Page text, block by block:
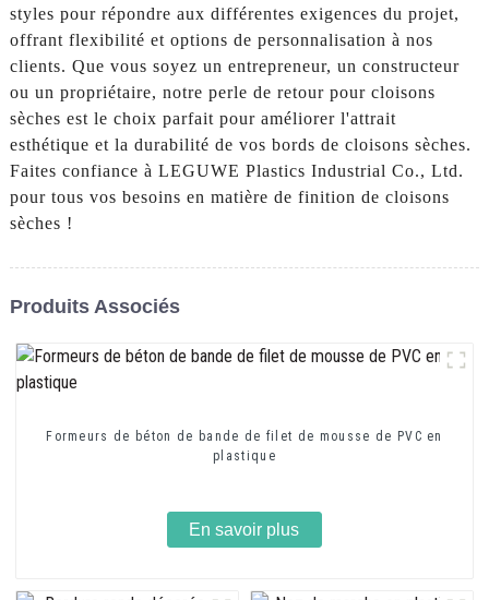
styles pour répondre aux différentes exigences du projet,
offrant flexibilité et options de personnalisation à nos
clients. Que vous soyez un entrepreneur, un constructeur
ou un propriétaire, notre perle de retour pour cloisons
sèches est le choix parfait pour améliorer l'attrait
esthétique et la durabilité de vos bords de cloisons sèches.
Faites confiance à LEGUWE Plastics Industrial Co., Ltd.
pour tous vos besoins en matière de finition de cloisons
sèches !
Produits Associés
Formeurs de béton de bande de filet de mousse de PVC en
plastique
En savoir plus